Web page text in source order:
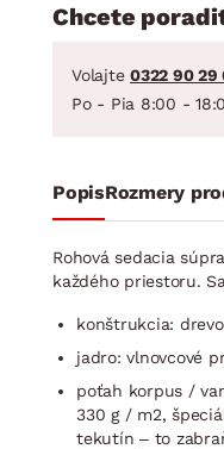
Chcete
Volajte 0322 90 29
Po - Pia 8:00 -
PopisRozmery
Rohová sedacia
každého priestoru.
konštrukcia:
jadro: vlnovcové
poťah korpus /
330 g / m2,
tekutín – to